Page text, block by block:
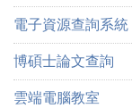
電子資源查詢系統
博碩士論文查詢
雲端電腦教室